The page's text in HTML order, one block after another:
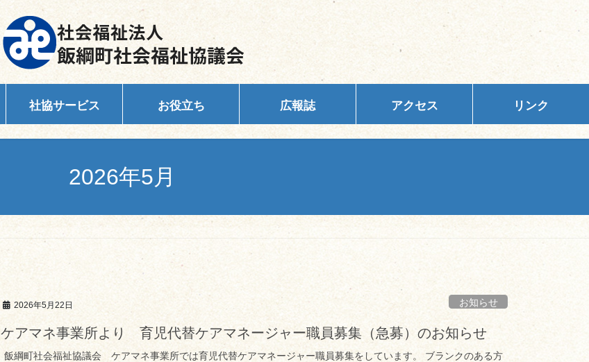
社協サービス お役立ち 広報誌 アクセス リンク
2026年5月
2026年5月22日 お知らせ
ケアマネ事業所より 育児代替ケアマネージャー職員募集（急募）のお知らせ
飯綱町社会福祉協議会 ケアマネ事業所では育児代替ケアマネージャー職員募集をしています。 ブランクのある方